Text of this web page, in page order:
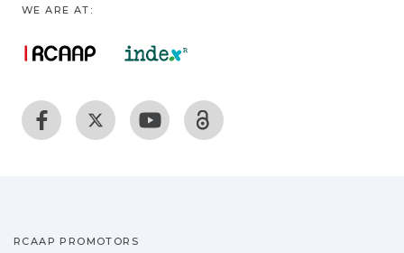
WE ARE AT:
RCAAP PROMOTORS